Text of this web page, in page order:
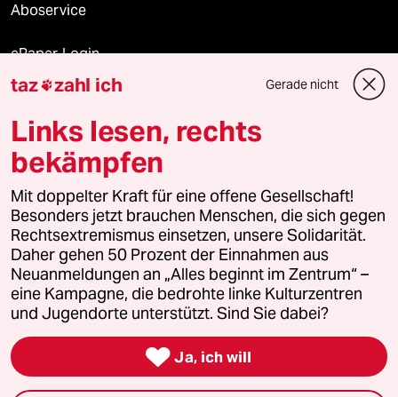
Aboservice
ePaper Login
Downloads für Abonnierende
© 2026 taz Verlags und Vertriebs GmbH
Alle Rechte vorbehalten. Bei rechtlichen Fragen oder für Genehmigungen
wenden Sie sich bitte an
lizenzen@taz.de
Feedback Redaktionsstatut Kommune-Richtlinien
Leitlinie Informant Datenschutz Impressum AGB
Seitenwende Einwilligungen widerrufen (Ads)
taz zahl ich Gerade nicht
Links lesen, rechts
bekämpfen
Mit doppelter Kraft für eine offene Gesellschaft!
Besonders jetzt brauchen Menschen, die sich gegen
Rechtsextremismus einsetzen, unsere Solidarität.
Daher gehen 50 Prozent der Einnahmen aus
Neuanmeldungen an „Alles beginnt im Zentrum“ –
eine Kampagne, die bedrohte linke Kulturzentren
und Jugendorte unterstützt. Sind Sie dabei?
 Ja, ich will